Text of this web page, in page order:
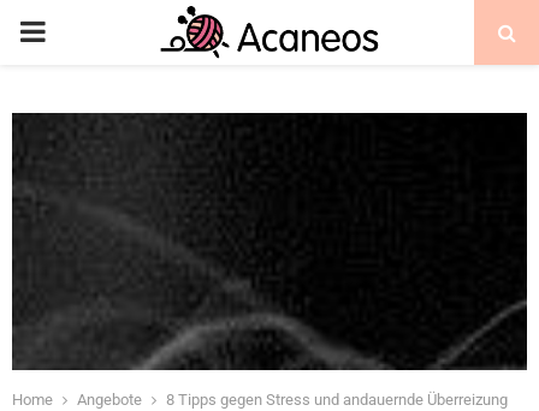
Home Angebote 8 Tipps gegen Stress und andauernde Überreizung